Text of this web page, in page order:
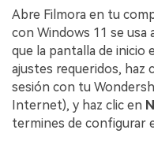
Abre Filmora en tu
con Windows 11 se usa
que la pantalla de
ajustes requeridos, haz
sesión con tu
Internet), y haz clic en
termines de configurar